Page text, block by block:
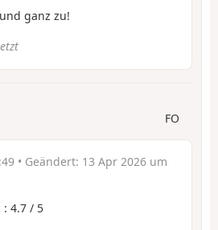
ganz zu!
FO
• Geändert: 13 Apr 2026 um
: 4.7 / 5